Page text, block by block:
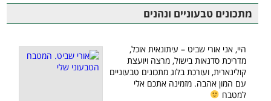
מתכונים טבעוניים ונהנים
היי, אני אורי שביט – עיתונאית אוכל,
מדריכת סדנאות בישול, מרצה ויועצת
קולינארית, ועורכת בלוג מתכונים טבעוניים
עם המון אהבה. מזמינה אתכם אלי
למטבח